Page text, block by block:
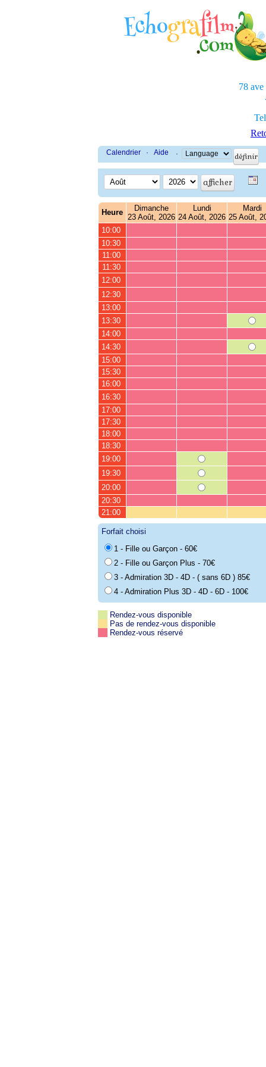
78 ave
Calendrier · Aide ·
Heure
Dimanche
23 Août, 2026
Lundi
24 Août, 2026
Mardi
25 Août,
10:00
10:30
11:00
11:30
12:00
12:30
13:00
13:30
14:00
14:30
15:00
15:30
16:00
16:30
17:00
17:30
18:00
18:30
19:00
19:30
20:00
20:30
21:00
Forfait choisi
1 - Fille ou Garçon - 60€
2 - Fille ou Garçon Plus - 70€
3 - Admiration 3D - 4D - ( sans 6D ) 85€
4 - Admiration Plus 3D - 4D - 6D - 100€
Rendez-vous disponible
Pas de rendez-vous disponible
Rendez-vous réservé